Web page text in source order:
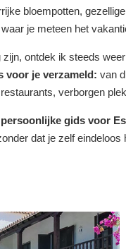
bloempotten,
je meteen het
zijn, ontdek ik steeds
voor je verzameld: van
verborgen
gids voor
dat je zelf eindeloos